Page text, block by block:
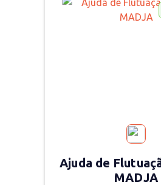
Ajuda de
MADJA